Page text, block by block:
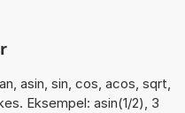
asin, sin, cos, acos, sqrt,
Eksempel: asin(1/2), 3